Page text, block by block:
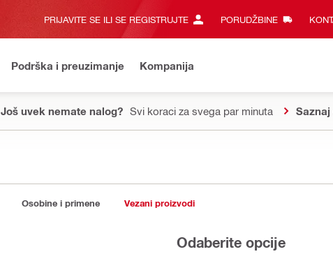
PRIJAVITE SE ILI SE REGISTRUJTE PORUDŽBINE
Podrška i preuzimanje Kompanija
Još uvek nemate nalog? Svi koraci za svega par minuta Saznaj
Osobine i primene Vezani proizvodi
Odaberite opcije